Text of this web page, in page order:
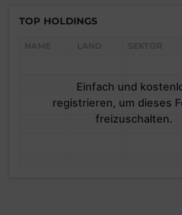
TOP HOLDINGS
Einfach und
registrieren, um dieses
freizuschalten.